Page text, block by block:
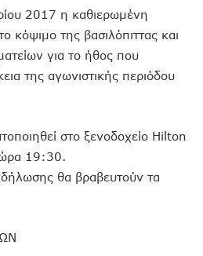
2017 η καθιερωμένη
της βασιλόπιττας και
για το ήθος που
της αγωνιστικής περιόδου
στο ξενοδοχείο Hilton
ώρα 19:30.
θα βραβευτούν τα